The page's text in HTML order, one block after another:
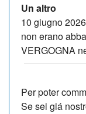
Un altro
10 giugno
non erano
VERGOGNA
Per poter
Se sei giá